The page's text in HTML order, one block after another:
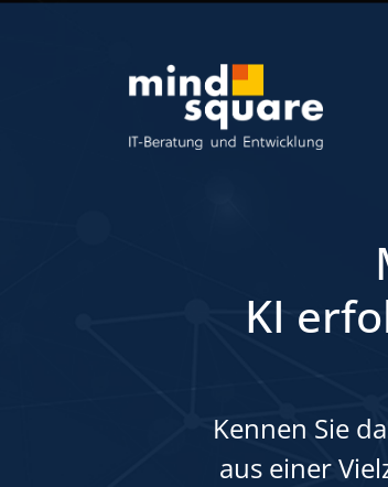
KI
Kennen Sie
aus einer